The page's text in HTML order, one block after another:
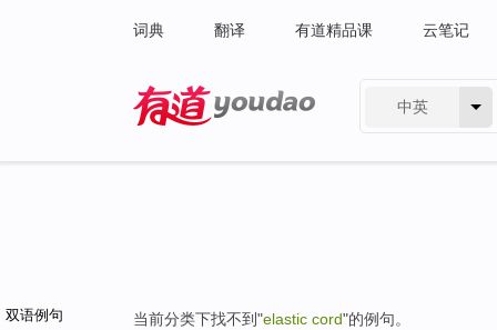
词典 翻译 有道精品课 云笔记
中英
双语例句 当前分类下找不到"elastic cord"的例句。